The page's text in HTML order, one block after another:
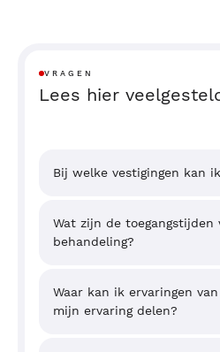
VRAGEN
Lees hier
Bij welke vestigingen kan
Wat zijn de toegangstijden
behandeling?
Waar kan ik ervaringen
mijn ervaring delen?